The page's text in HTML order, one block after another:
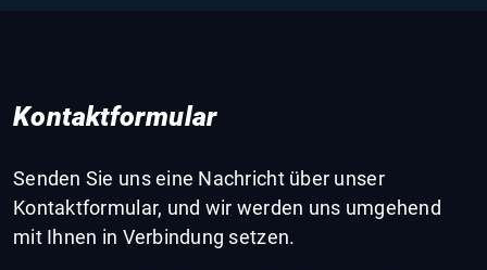
Kontaktformular
Senden Sie uns eine Nachricht über unser
Kontaktformular, und wir werden uns umgehend
mit Ihnen in Verbindung setzen.